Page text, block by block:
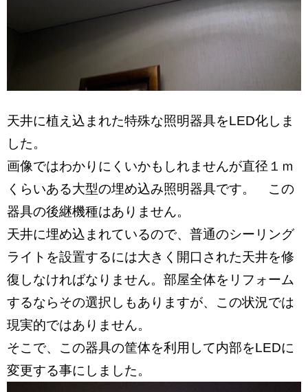
天井に植え込まれた特殊な照明器具をLED化しま
した。
画像ではわかりにくいかもしれませんが直径１ｍ
くらいある大型の埋め込み照明器具です。 この
器具の後継機種はありません。
天井に埋め込まれているので、普通のシーリング
ライトを設置するには大きく開口された天井を修
復しなければなりません。部屋全体をリフォーム
するならその選択しもありますが、この状況では
現実的ではありません。
そこで、この器具の筐体を利用して内部をLEDに
変更する事にしました。